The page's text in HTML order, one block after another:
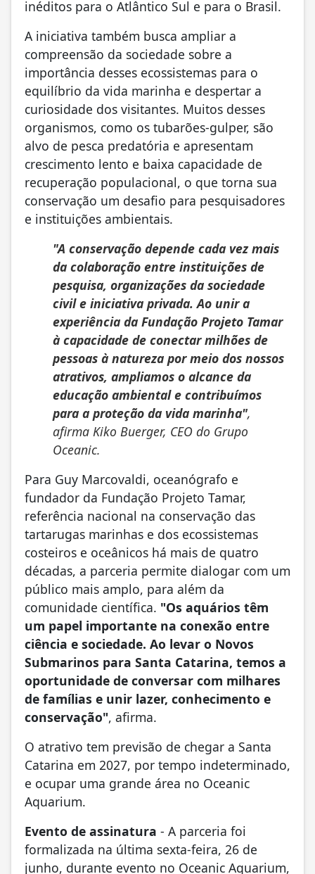
inéditos para o Atlântico Sul e para o Brasil.
A iniciativa também busca ampliar a
compreensão da sociedade sobre a
importância desses ecossistemas para o
equilíbrio da vida marinha e despertar a
curiosidade dos visitantes. Muitos desses
organismos, como os tubarões-gulper, são
alvo de pesca predatória e apresentam
crescimento lento e baixa capacidade de
recuperação populacional, o que torna sua
conservação um desafio para pesquisadores
e instituições ambientais.
"A conservação depende cada vez mais
da colaboração entre instituições de
pesquisa, organizações da sociedade
civil e iniciativa privada. Ao unir a
experiência da Fundação Projeto Tamar
à capacidade de conectar milhões de
pessoas à natureza por meio dos nossos
atrativos, ampliamos o alcance da
educação ambiental e contribuímos
para a proteção da vida marinha",
afirma Kiko Buerger, CEO do Grupo
Oceanic.
Para Guy Marcovaldi, oceanógrafo e
fundador da Fundação Projeto Tamar,
referência nacional na conservação das
tartarugas marinhas e dos ecossistemas
costeiros e oceânicos há mais de quatro
décadas, a parceria permite dialogar com um
público mais amplo, para além da
comunidade científica. "Os aquários têm
um papel importante na conexão entre
ciência e sociedade. Ao levar o Novos
Submarinos para Santa Catarina, temos a
oportunidade de conversar com milhares
de famílias e unir lazer, conhecimento e
conservação", afirma.
O atrativo tem previsão de chegar a Santa
Catarina em 2027, por tempo indeterminado,
e ocupar uma grande área no Oceanic
Aquarium.
Evento de assinatura - A parceria foi
formalizada na última sexta-feira, 26 de
junho, durante evento no Oceanic Aquarium,